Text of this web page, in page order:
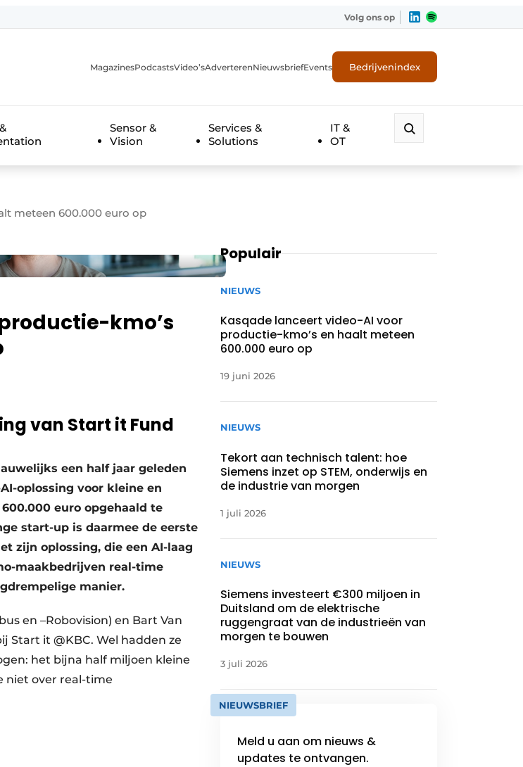
Volg ons op
MagazinesPodcastsVideo’sAdverterenNieuwsbriefEvents Bedrijvenindex
Sensor &
Vision
Services &
Solutions
IT &
OT
meteen 600.000 euro op
kmo’s
van Start it Fund
een half jaar geleden
oplossing voor kleine en
euro opgehaald te
start-up is daarmee de eerste
zijn oplossing, die een AI-laag
maakbedrijven real-time
manier.
en –Robovision) en Bart Van
Start it @KBC. Wel hadden ze
het bijna half miljoen kleine
niet over real-time
Populair
NIEUWS
Kasqade lanceert video-AI voor
productie-kmo’s en haalt meteen
600.000 euro op
19 juni 2026
NIEUWS
Tekort aan technisch talent: hoe
Siemens inzet op STEM, onderwijs en
de industrie van morgen
1 juli 2026
NIEUWS
Siemens investeert €300 miljoen in
Duitsland om de elektrische
ruggengraat van de industrieën van
morgen te bouwen
3 juli 2026
NIEUWSBRIEF
Meld u aan om nieuws &
updates te ontvangen.